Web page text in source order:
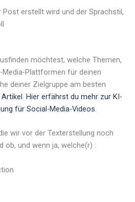
Post erstellt wird und der Sprachstil,
möchtest, welche Themen,
Plattformen für deinen
deiner Zielgruppe am besten
. Hier erfährst du mehr zur KI-
für Social-Media-Videos.
wir vor der Texterstellung noch
ob, und wenn ja, welche(r) :